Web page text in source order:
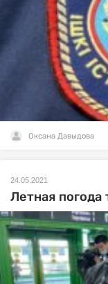
Оксана Давыдова
24.05.2021
Летная погода